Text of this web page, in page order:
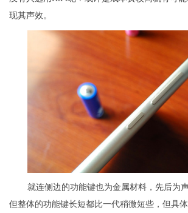
现其声效。
就连侧边的功能键也为金属材料，先后为
但整体的功能键长短都比一代稍微短些，但具